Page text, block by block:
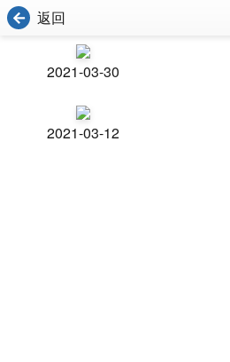
返回
2021-03-30
2021-03-12